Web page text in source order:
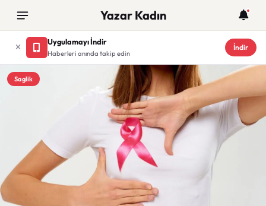
Yazar Kadın
Uygulamayı İndir
Haberleri anında takip edin
İndir
Saglik